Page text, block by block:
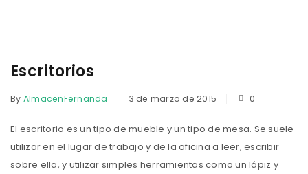
Escritorios
By AlmacenFernanda 3 de marzo de 2015 0
El escritorio es un tipo de mueble y un tipo de mesa. Se suele
utilizar en el lugar de trabajo y de la oficina a leer, escribir
sobre ella, y utilizar simples herramientas como un lápiz y